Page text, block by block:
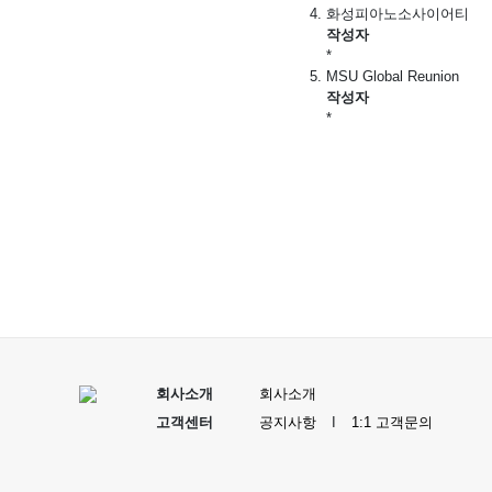
화성피아노소사이어티
작성자
*
MSU Global Reunion
작성자
*
회사소개
회사소개
고객센터
공지사항 1:1 고객문의